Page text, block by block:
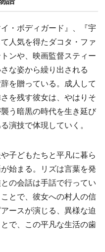
・ボディガード』、『宇
人気を得たダコタ・ファ
ンや、映画監督スティー
な姿から繰り出される
を贈っている。成人して
を残す彼女は、やはりそ
う暗黒の時代を生き延び
演技で体現していく。
子どもたちと平凡に暮ら
始まる。リズは言葉を発
の会話は手話で行ってい
とで、彼女への村人の信
ースが演じる、異様な迫
で、この平凡な生活の歯